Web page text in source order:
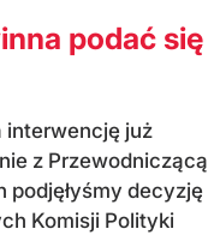
podać się
interwencję już
z Przewodniczącą
podjęłyśmy decyzję
Komisji Polityki